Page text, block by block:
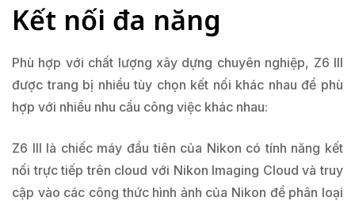
Kết nối đa năng
Phù hợp với chất lượng xây dựng chuyên nghiệp, Z6 III
được trang bị nhiều tùy chọn kết nối khác nhau để phù
hợp với nhiều nhu cầu công việc khác nhau:
Z6 III là chiếc máy đầu tiên của Nikon có tính năng kết
nối trực tiếp trên cloud với Nikon Imaging Cloud và truy
cập vào các công thức hình ảnh của Nikon để phân loại